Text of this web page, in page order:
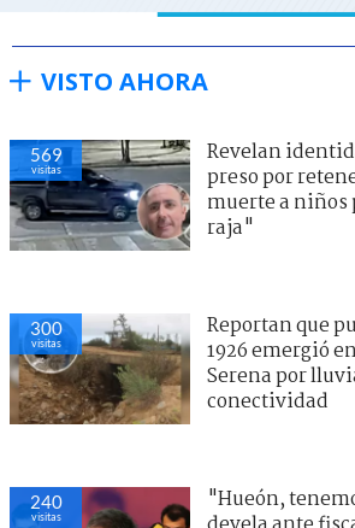
VISTO AHORA
569
visitas
Revelan
preso por
muerte a
raja"
300
visitas
Reportan que
1926 emergió
Serena por
conectividad
240
visitas
"Hueón,